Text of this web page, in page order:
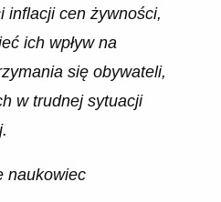
inflacji cen żywności,
ich wpływ na
się obywateli,
w trudnej sytuacji
naukowiec